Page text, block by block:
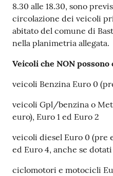
8.30 alle 18.30, sono
circolazione dei veicoli
abitato del comune di
nella planimetria allegata.
Veicoli che NON
veicoli Benzina Euro 0
veicoli Gpl/benzina o
euro), Euro 1 ed Euro 2
veicoli diesel Euro 0 (pre
ed Euro 4, anche se
ciclomotori e motocicli